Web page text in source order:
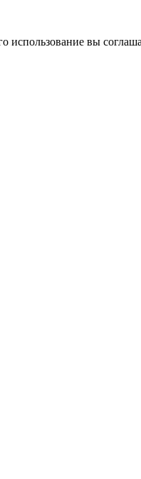
использование вы